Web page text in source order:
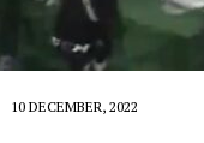
10 DECEMBER, 2022